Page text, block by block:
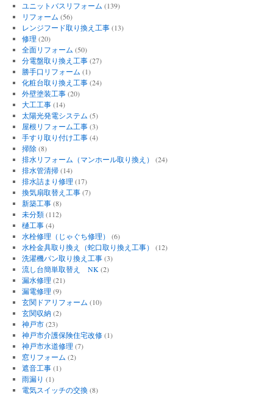
ユニットバスリフォーム (139)
リフォーム (56)
レンジフード取り換え工事(13)
修理 (20)
全面リフォーム (50)
分電盤取り換え工事(27)
勝手口リフォーム (1)
化粧台取り換え工事(24)
外壁塗装工事(20)
大工工事(14)
太陽光発電システム (5)
屋根リフォーム工事(3)
手すり取り付け工事(4)
掃除(8)
排水リフォーム（マンホール取り換え）
(24)
排水管清掃(14)
排水詰まり修理 (17)
換気扇取替え工事(7)
新築工事(8)
未分類(112)
樋工事(4)
水栓修理（じゃぐち修理）
(6)
水栓金具取り換え（蛇口取り換え工事）
(12)
洗濯機パン取り換え工事(3)
流し台簡単取替え NK (2)
漏水修理 (21)
漏電修理 (9)
玄関ドアリフォーム (10)
玄関収納(2)
神戸市(23)
神戸市介護保険住宅改修(1)
神戸市水道修理 (7)
窓リフォーム (2)
遮音工事(1)
雨漏り (1)
電気スイッチの交換(8)